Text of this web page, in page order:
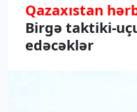
Qazaxıstan
Birgə taktiki-
edəcəklər